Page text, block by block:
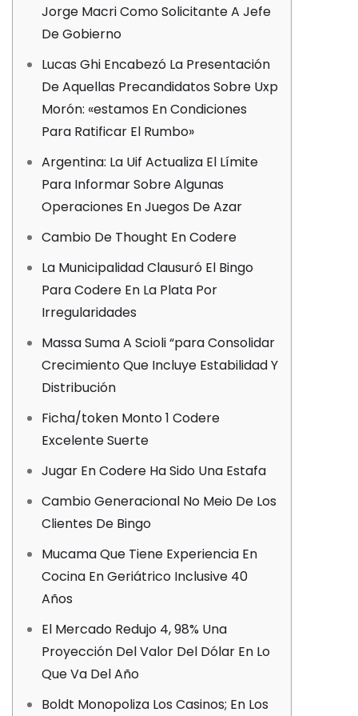
Jorge Macri Como Solicitante A Jefe
De Gobierno
Lucas Ghi Encabezó La Presentación
De Aquellas Precandidatos Sobre Uxp
Morón: «estamos En Condiciones
Para Ratificar El Rumbo»
Argentina: La Uif Actualiza El Límite
Para Informar Sobre Algunas
Operaciones En Juegos De Azar
Cambio De Thought En Codere
La Municipalidad Clausuró El Bingo
Para Codere En La Plata Por
Irregularidades
Massa Suma A Scioli “para Consolidar
Crecimiento Que Incluye Estabilidad Y
Distribución
Ficha/token Monto 1 Codere
Excelente Suerte
Jugar En Codere Ha Sido Una Estafa
Cambio Generacional No Meio De Los
Clientes De Bingo
Mucama Que Tiene Experiencia En
Cocina En Geriátrico Inclusive 40
Años
El Mercado Redujo 4, 98% Una
Proyección Del Valor Del Dólar En Lo
Que Va Del Año
Boldt Monopoliza Los Casinos; En Los